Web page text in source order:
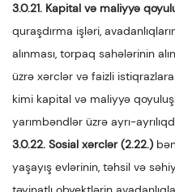
3.0.21. Kapital və maliyyə
quraşdırma işləri,
alınması, torpaq sahələrinin
üzrə xərclər və faizli
kimi kapital və maliyyə
yarımbəndlər üzrə ayrı-
3.0.22. Sosial xərclər (2.22.)
yaşayış evlərinin, təhsil və